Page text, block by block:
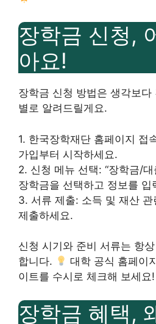
장학금 신청,
아요!
장학금 신청 방법은 생각보다
별로 알려드릴게요.
1. 한국장학재단 홈페이지 접
가입부터 시작하세요.
2. 신청 메뉴 선택: “장학금/
장학금을 선택하고 정보를 입
3. 서류 제출: 소득 및 재산 관
제출하세요.
신청 시기와 준비 서류는 항
합니다.
대학 공식 홈페이
이트를 수시로 체크해 보세요!
장학금 혜택,